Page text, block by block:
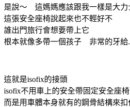
是說～ 這媽媽應該跟我一樣是大力
這張安全座椅說起來也不輕好不
誰出門旅行會想要帶上它
根本就像多帶一個孩子 非常的牙給
這就是isofix的接頭
isofix不用車上的安全帶固定安全座椅
而是用車體本身就有的鋼骨結構來